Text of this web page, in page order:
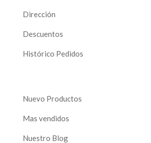
Dirección
Descuentos
Histórico Pedidos
Nuevo Productos
Mas vendidos
Nuestro Blog